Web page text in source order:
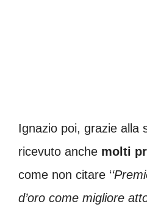
Ignazio poi, grazie alla
ricevuto anche molti
come non citare ‘
d’oro come migliore